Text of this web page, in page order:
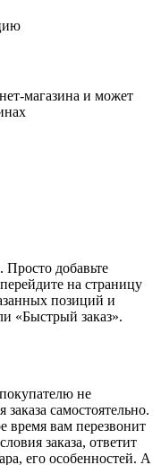
магазина и может
Просто добавьте
на страницу
позиций и
«Быстрый заказ».
не
самостоятельно.
время вам перезвонит
заказа, ответит
его особенностей. А